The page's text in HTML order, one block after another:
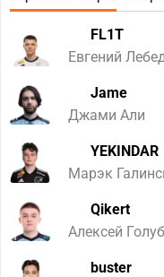
FL1T
Евгений
Jame
Джами Али
YEKINDAR
Марэк
Qikert
Алексей
buster